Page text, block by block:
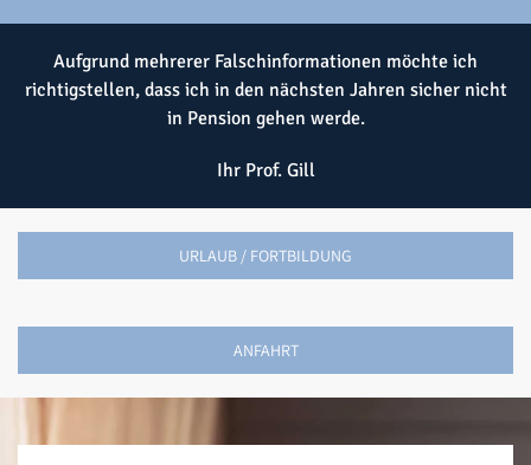
Aufgrund mehrerer Falschinformationen möchte ich
richtigstellen, dass ich in den nächsten Jahren sicher nicht
in Pension gehen werde.
Ihr Prof. Gill
URLAUB / FORTBILDUNG
ANFAHRT